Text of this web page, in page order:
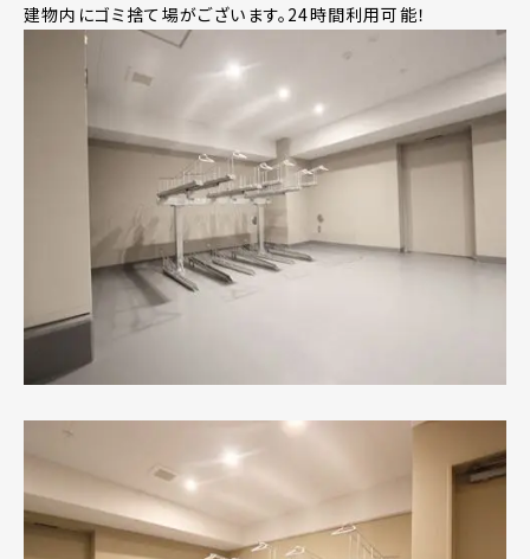
建物内にゴミ捨て場がございます。24時間利用可能！